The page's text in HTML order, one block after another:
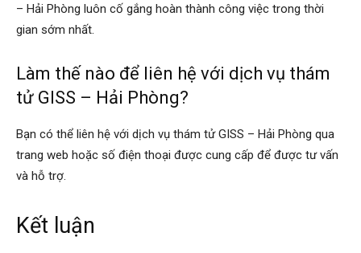
– Hải Phòng luôn cố gắng hoàn thành công việc trong thời
gian sớm nhất.
Làm thế nào để liên hệ với dịch vụ thám
tử GISS – Hải Phòng?
Bạn có thể liên hệ với dịch vụ thám tử GISS – Hải Phòng qua
trang web hoặc số điện thoại được cung cấp để được tư vấn
và hỗ trợ.
Kết luận